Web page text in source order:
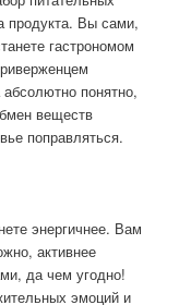
продукта. Вы сами,
гастрономом
понятно,
веществ
поправляться.
энергичнее. Вам
активнее
да чем угодно!
эмоций и